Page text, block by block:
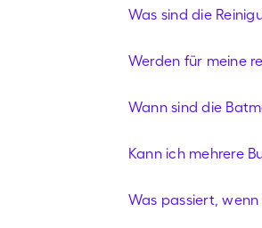
Was sind die
Werden für meine
Wann sind die
Kann ich mehrere
Was passiert,